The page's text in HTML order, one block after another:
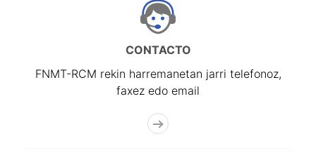
CONTACTO
FNMT-RCM rekin harremanetan jarri telefonoz,
faxez edo email